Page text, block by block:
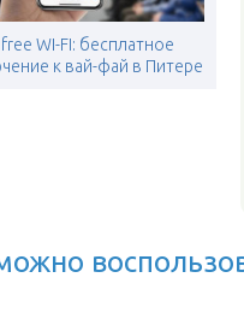
free WI-FI: бесплатное
к вай-фай в Питере